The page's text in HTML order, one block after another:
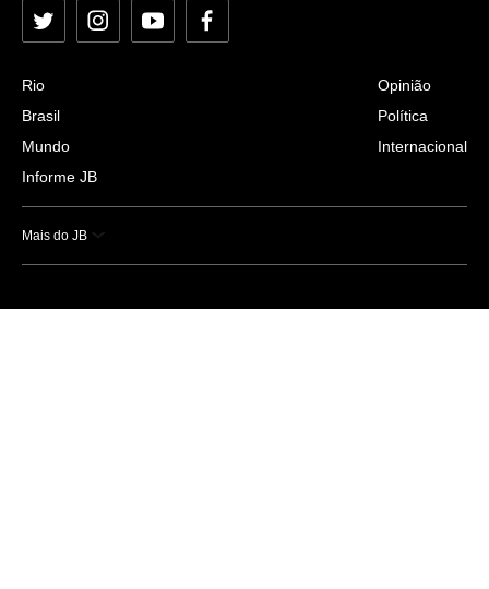
Twitter InstagramYouTubeFacebook
Rio
Brasil
Mundo
Informe JB
Opinião
Política
Internacional
Mais do JB
Esportes